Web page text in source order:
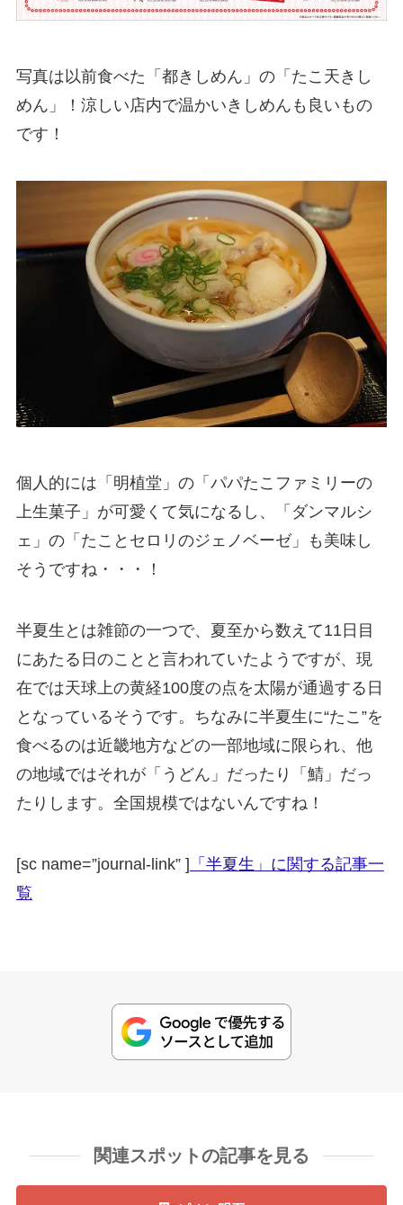
写真は以前食べた「都きしめん」の「たこ天きし
めん」！涼しい店内で温かいきしめんも良いもの
です！
個人的には「明植堂」の「パパたこファミリーの
上生菓子」が可愛くて気になるし、「ダンマルシ
ェ」の「たことセロリのジェノベーゼ」も美味し
そうですね・・・！
半夏生とは雑節の一つで、夏至から数えて11日目
にあたる日のことと言われていたようですが、現
在では天球上の黄経100度の点を太陽が通過する日
となっているそうです。ちなみに半夏生に“たこ”を
食べるのは近畿地方などの一部地域に限られ、他
の地域ではそれが「うどん」だったり「鯖」だっ
たりします。全国規模ではないんですね！
[sc name=”journal-link” ] 「半夏生」に関する記事一
覧
関連スポットの記事を見る